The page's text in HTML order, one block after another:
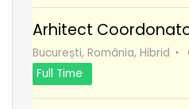
Arhitect
București, România, Hibrid
Full Time